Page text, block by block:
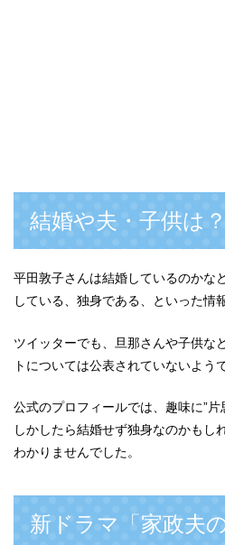
結婚や夫・子供は？
平田敦子さんは結婚しているのかな
している、独身である、といった情
ツイッターでも、旦那さんや子供な
トについては公表されていないよう
公式のプロフィールでは、趣味に”
しかしたら結婚せず独身なのかもし
わかりませんでした。
新ドラマ「家政夫